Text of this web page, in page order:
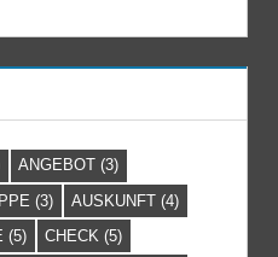
ANGEBOT (3)
(3) AUSKUNFT (4)
(5) CHECK (5)